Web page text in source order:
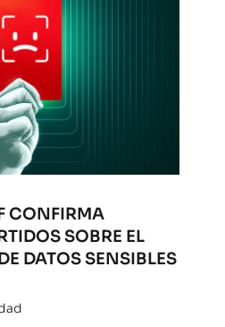
CONFIRMA
SOBRE EL
DATOS SENSIBLES